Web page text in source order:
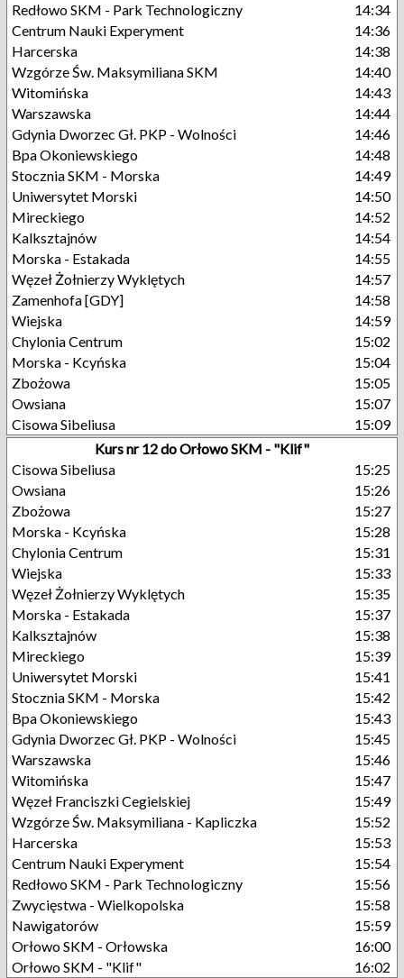
Redłowo SKM - Park Technologiczny
14:34
Centrum Nauki Experyment
14:36
Harcerska
14:38
Wzgórze Św. Maksymiliana SKM
14:40
Witomińska
14:43
Warszawska
14:44
Gdynia Dworzec Gł. PKP - Wolności
14:46
Bpa Okoniewskiego
14:48
Stocznia SKM - Morska
14:49
Uniwersytet Morski
14:50
Mireckiego
14:52
Kalksztajnów
14:54
Morska - Estakada
14:55
Węzeł Żołnierzy Wyklętych
14:57
Zamenhofa [GDY]
14:58
Wiejska
14:59
Chylonia Centrum
15:02
Morska - Kcyńska
15:04
Zbożowa
15:05
Owsiana
15:07
Cisowa Sibeliusa
15:09
Kurs nr 12 do Orłowo SKM - "Klif"
Cisowa Sibeliusa
15:25
Owsiana
15:26
Zbożowa
15:27
Morska - Kcyńska
15:28
Chylonia Centrum
15:31
Wiejska
15:33
Węzeł Żołnierzy Wyklętych
15:35
Morska - Estakada
15:37
Kalksztajnów
15:38
Mireckiego
15:39
Uniwersytet Morski
15:41
Stocznia SKM - Morska
15:42
Bpa Okoniewskiego
15:43
Gdynia Dworzec Gł. PKP - Wolności
15:45
Warszawska
15:46
Witomińska
15:47
Węzeł Franciszki Cegielskiej
15:49
Wzgórze Św. Maksymiliana - Kapliczka
15:52
Harcerska
15:53
Centrum Nauki Experyment
15:54
Redłowo SKM - Park Technologiczny
15:56
Zwycięstwa - Wielkopolska
15:58
Nawigatorów
15:59
Orłowo SKM - Orłowska
16:00
Orłowo SKM - "Klif"
16:02